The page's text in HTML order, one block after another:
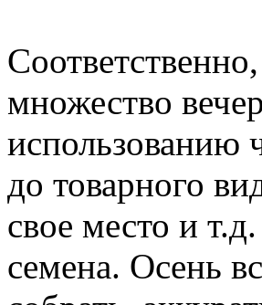
множество
использованию
до товарного
свое место и
семена. Осень